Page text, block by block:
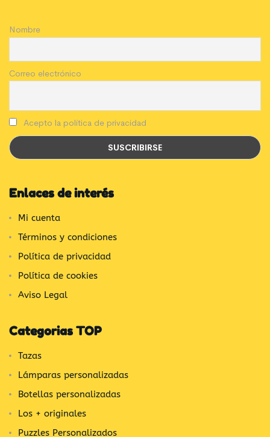
Nombre
Correo electrónico
Acepto la política de privacidad
Enlaces de interés
Mi cuenta
Términos y condiciones
Política de privacidad
Política de cookies
Aviso Legal
Categorias TOP
Tazas
Lámparas personalizadas
Botellas personalizadas
Los + originales
Puzzles Personalizados